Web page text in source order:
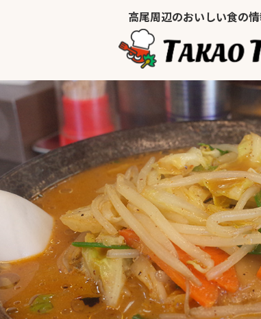
高尾周辺のおいしい食の情